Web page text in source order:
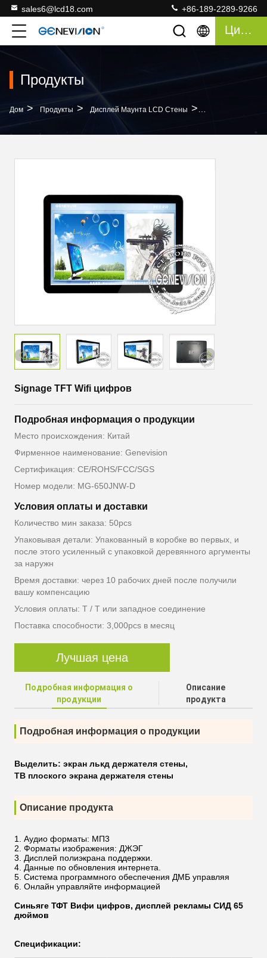
sales6@lcd18.com +86-189-2289-9266
Цитата
Продукты
Дом > Продукты > Дисплей Маунта LCD Стены >
Signage TFT Wifi цифров
Подробная информация о продукции
Место происхождения: Китай
Фирменное наименование: Genevision
Сертификация: CE/ROHS/FCC/SGS
Номер модели: MG-650JNW-D
Условия оплаты и доставки
Количество мин заказа: 50pcs
Упаковывая детали: Упакованный в коробке во первых, и
после этого усиленный с упаковкой деревянного аргументы
за наружн
Время доставки: через 10 рабочих дней после получили
вашу компенсацию
Условия оплаты: T / T или западное соединение
Поставка способности: 3,000pcs в месяц
Лучшая цена
Подробная информация о
продукции
Описание
продукта
Подробная информация о продукции
Выделить: экран лькд держателя стены,
ТВ плоского экрана держателя стены
Описание продукта
Аудио форматы: МП3
Форматы изображения: ДЖЭГ
Дисплей полиэкрана поддержки.
Данные по обновления интернета.
Система программного обеспечения ДМБ управляя
Онлайн управляйте информацией
Синьяге ТФТ Вифи цифров, дисплей рекламы СИД 65
дюймов
Спецификации: